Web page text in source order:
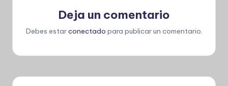
Deja un comentario
Debes estarconectado para publicar un comentario.